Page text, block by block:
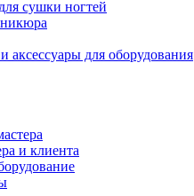
сушки ногтей
для оборудования
и клиента